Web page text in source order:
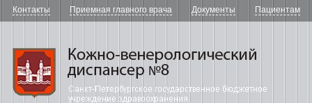
Контакты Приемная главного врача Документы Пациентам